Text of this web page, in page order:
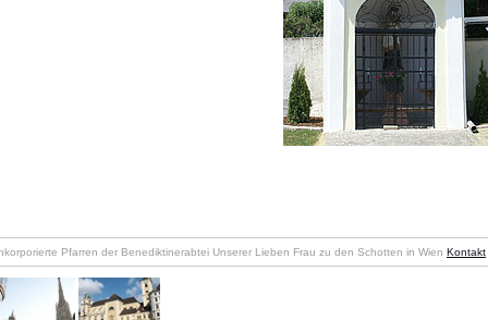
Pfarren der Benediktinerabtei Unserer Lieben Frau zu den Schotten in Wien Kontakt